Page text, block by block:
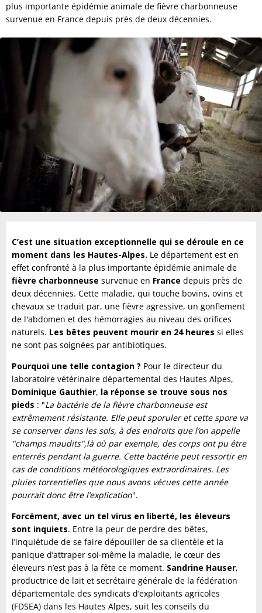
plus importante épidémie animale de fièvre charbonneuse
survenue en France depuis près de deux décennies.
C’est une situation exceptionnelle qui se déroule en ce
moment dans les Hautes-Alpes. Le département est en
effet confronté à la plus importante épidémie animale de
fièvre charbonneuse survenue en France depuis près de
deux décennies. Cette maladie, qui touche bovins, ovins et
chevaux se traduit par, une fièvre agressive, un gonflement
de l'abdomen et des hémorragies au niveau des orifices
naturels. Les bêtes peuvent mourir en 24 heures si elles
ne sont pas soignées par antibiotiques.
Pourquoi une telle contagion ? Pour le directeur du
laboratoire vétérinaire départemental des Hautes Alpes,
Dominique Gauthier, la réponse se trouve sous nos
pieds : "La bactérie de la fièvre charbonneuse est
extrêmement résistante. Elle peut sporuler et cette spore va
se conserver dans les sols, à des endroits que l’on appelle
"champs maudits",là où par exemple, des corps ont pu être
enterrés pendant la guerre. Cette bactérie peut ressortir en
cas de conditions météorologiques extraordinaires. Les
pluies torrentielles que nous avons vécues cette année
pourrait donc être l’explication".
Forcément, avec un tel virus en liberté, les éleveurs
sont inquiets. Entre la peur de perdre des bêtes,
l’inquiétude de se faire dépouiller de sa clientèle et la
panique d’attraper soi-même la maladie, le cœur des
éleveurs n’est pas à la fête ce moment. Sandrine Hauser,
productrice de lait et secrétaire générale de la fédération
départementale des syndicats d’exploitants agricoles
(FDSEA) dans les Hautes Alpes, suit les conseils du